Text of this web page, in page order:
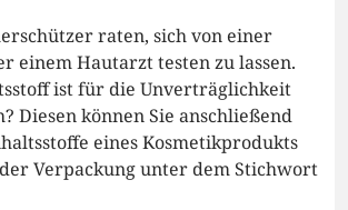
raten, sich von einer
einem Hautarzt testen zu lassen.
ist für die Unverträglichkeit
Diesen können Sie anschließend
eines Kosmetikprodukts
Verpackung unter dem Stichwort